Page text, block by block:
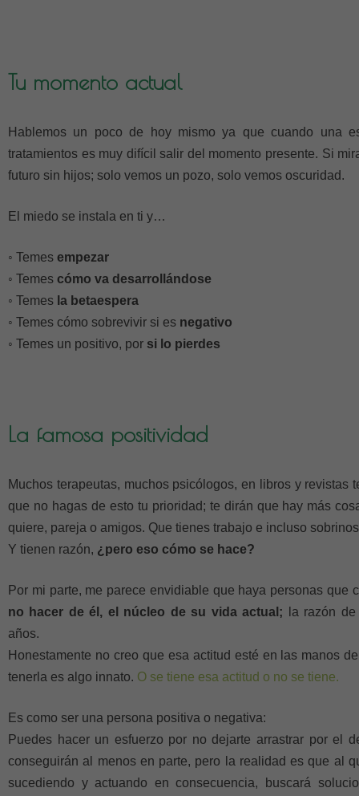
Tu momento actual
Hablemos un poco de hoy mismo ya que cuando una
tratamientos es muy difícil salir del momento presente. Si
futuro sin hijos; solo vemos un pozo, solo vemos oscuridad.
El miedo se instala en ti y…
◦ Temes empezar
◦ Temes cómo va desarrollándose
◦ Temes la betaespera
◦ Temes cómo sobrevivir si es negativo
◦ Temes un positivo, por si lo pierdes
La famosa positividad
Muchos terapeutas, muchos psicólogos, en libros y revistas
que no hagas de esto tu prioridad; te dirán que hay más
quiere, pareja o amigos. Que tienes trabajo e incluso
Y tienen razón, ¿pero eso cómo se hace?
Por mi parte, me parece envidiable que haya personas que
no hacer de él, el núcleo de su vida actual; la razón
años.
Honestamente no creo que esa actitud esté en las manos
tenerla es algo innato. O se tiene esa actitud o no se tiene.
Es como ser una persona positiva o negativa:
Puedes hacer un esfuerzo por no dejarte arrastrar por el
conseguirán al menos en parte, pero la realidad es que al
sucediendo y actuando en consecuencia, buscará